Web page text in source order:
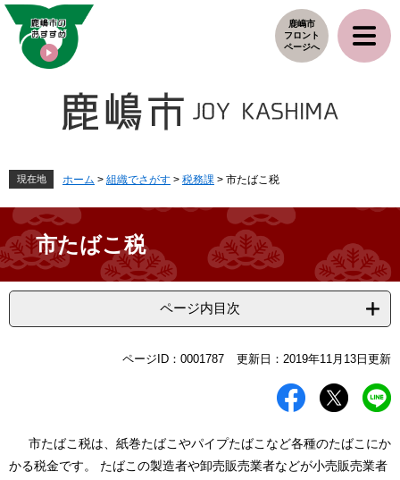
ペ
メ
鹿嶋市
フロント
ページへ
現在地 ホーム > 組織でさがす > 税務課 > 市たばこ税
市たばこ税
ページ内目次
ページID：0001787 更新日：2019年11月13日更新
市たばこ税は、紙巻たばこやパイプたばこなど各種のたばこにか
かる税金です。 たばこの製造者や卸売販売業者などが小売販売業者